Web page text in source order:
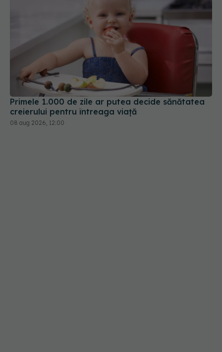
Primele 1.000 de zile ar putea decide sănătatea
creierului pentru întreaga viață
08 aug 2026, 12:00